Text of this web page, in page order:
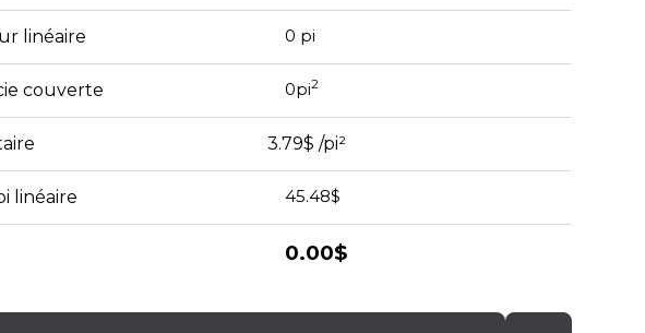
linéaire 0 pi
couverte 0pi2
3.79$ /pi²
linéaire 45.48$
0.00$